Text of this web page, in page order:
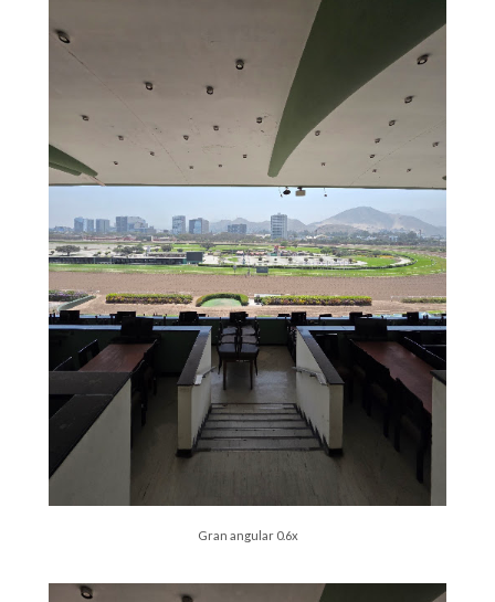
Gran angular 0.6x